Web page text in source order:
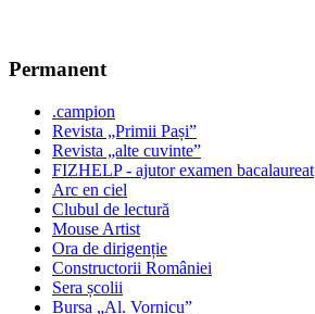
Permanent
.campion
Revista „Primii Pași”
Revista „alte cuvinte”
FIZHELP - ajutor examen bacalaureat
Arc en ciel
Clubul de lectură
Mouse Artist
Ora de dirigenție
Constructorii României
Sera școlii
Bursa „Al. Vornicu”